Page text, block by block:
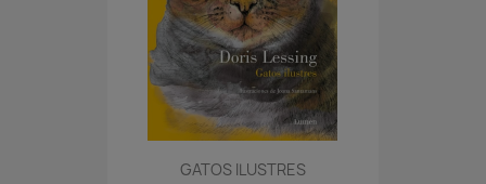
GATOS ILUSTRES